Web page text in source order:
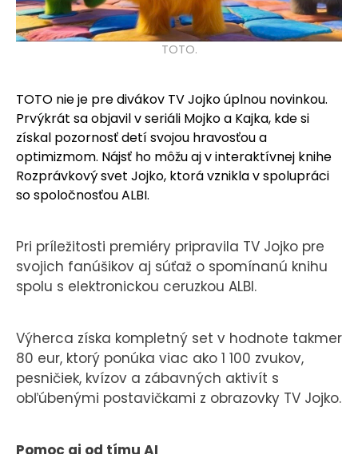
TOTO.
TOTO nie je pre divákov TV Jojko úplnou novinkou.
Prvýkrát sa objavil v seriáli Mojko a Kajka, kde si
získal pozornosť detí svojou hravosťou a
optimizmom. Nájsť ho môžu aj v interaktívnej knihe
Rozprávkový svet Jojko, ktorá vznikla v spolupráci
so spoločnosťou ALBI.
Pri príležitosti premiéry pripravila TV Jojko pre
svojich fanúšikov aj súťaž o spomínanú knihu
spolu s elektronickou ceruzkou ALBI.
Výherca získa kompletný set v hodnote takmer
80 eur, ktorý ponúka viac ako 1 100 zvukov,
pesničiek, kvízov a zábavných aktivít s
obľúbenými postavičkami z obrazovky TV Jojko.